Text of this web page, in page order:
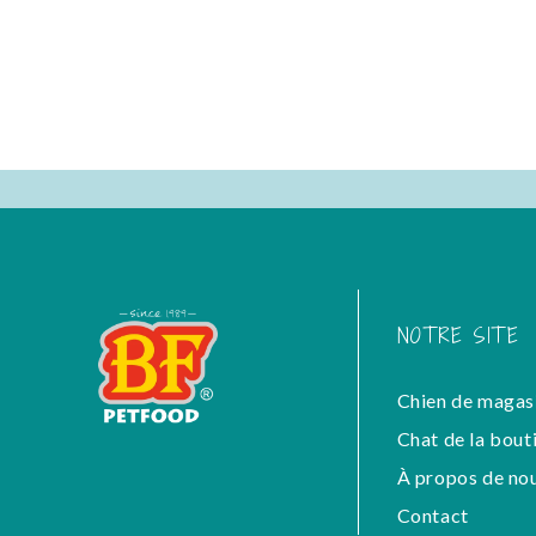
NOTRE SITE
Chien de
Chat de la
À propos de
Contact